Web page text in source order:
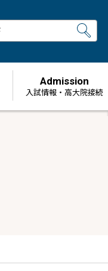
Admission
⼊試情報・高大院接続